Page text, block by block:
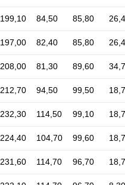
199,10 84,50 85,80
197,00 82,40 85,80
208,00 81,30 89,60
212,70 94,50 99,50
232,30 114,50 99,10
224,40 104,70 99,60
231,60 114,70 96,70